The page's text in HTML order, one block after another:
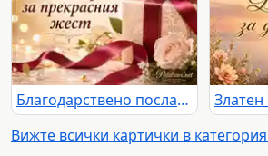
Благодарствено послание със стилен подарък, бордо панделка, златист блясък и нежни рози
Вижте всички картички в